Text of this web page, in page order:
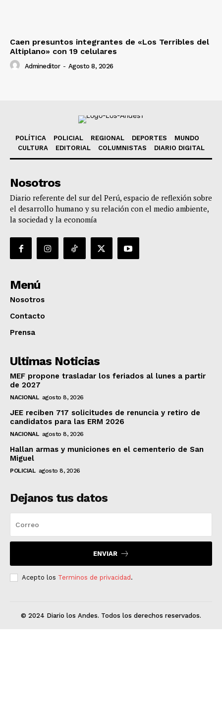
Caen presuntos integrantes de «Los Terribles del
Altiplano» con 19 celulares
Admineditor - Agosto 8, 2026
POLÍTICA POLICIAL REGIONAL DEPORTES
MUNDO
CULTURA
EDITORIAL COLUMNISTAS DIARIO DIGITAL
Nosotros
Diario referente del sur del Perú, espacio de reflexión sobre
el desarrollo humano y su relación con el medio ambiente,
la sociedad y la economía
Menú
Nosotros
Contacto
Prensa
Ultimas Noticias
MEF propone trasladar los feriados al lunes a partir
de 2027
NACIONAL agosto 8, 2026
JEE reciben 717 solicitudes de renuncia y retiro de
candidatos para las ERM 2026
NACIONAL agosto 8, 2026
Hallan armas y municiones en el cementerio de San
Miguel
POLICIAL agosto 8, 2026
Dejanos tus datos
ENVIAR
Acepto los Terminos de privacidad .
© 2024 Diario los Andes. Todos los derechos reservados.